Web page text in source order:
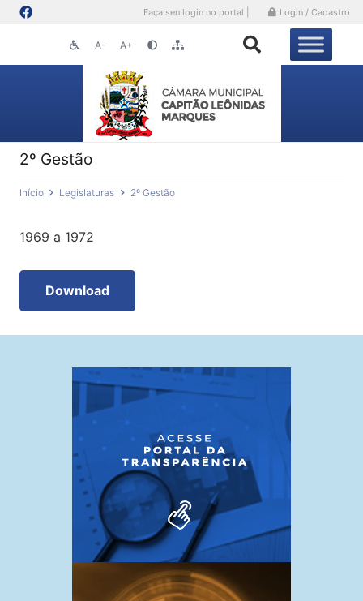
Faça seu login no portal | Login / Cadastro
A- A+
2º Gestão
Início Legislaturas 2º Gestão
1969 a 1972
Download